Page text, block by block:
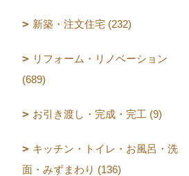
新築・注文住宅 (232)
リフォーム・リノベーション
(689)
お引き渡し・完成・完工 (9)
キッチン・トイレ・お風呂・洗
面・みずまわり (136)